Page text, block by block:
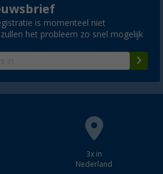
is momenteel niet
het probleem zo snel mogelijk
3x in
Nederland